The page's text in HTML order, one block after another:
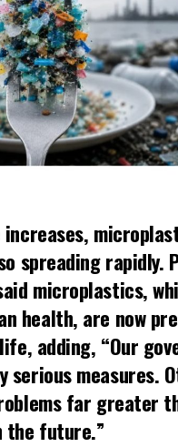
spreading rapidly.
microplastics,
health, are now
adding, “Our
serious measures.
far greater
the future.”